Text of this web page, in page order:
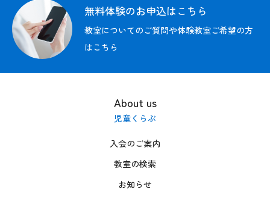
お問い合わせ
FC加盟者募集中
無料体験のお申込はこちら
教室についてのご質問や体験教室ご希望の方
はこちら
About us
児童くらぶ
入会のご案内
教室の検索
お知らせ